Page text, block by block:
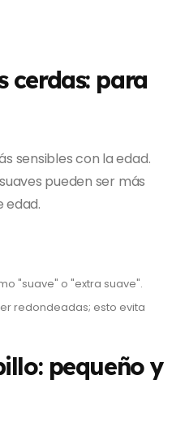
cerdas: para
sensibles con la edad.
pueden ser más
edad.
"suave" o "extra suave".
redondeadas; esto evita
pequeño y